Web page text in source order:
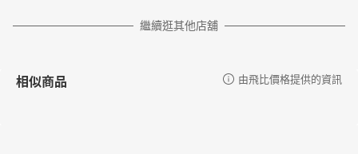
繼續逛其他店舖
相似商品 由飛比價格提供的資訊